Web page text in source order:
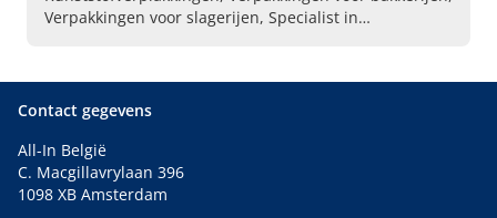
Verpakkingen voor slagerijen, Specialist in
verpakkingen
Contact gegevens
All-In België
C. Macgillavrylaan 396
1098 XB Amsterdam